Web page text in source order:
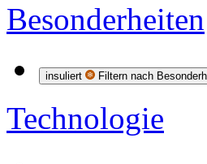
Besonderheiten
insuliert Filtern nach
Technologie